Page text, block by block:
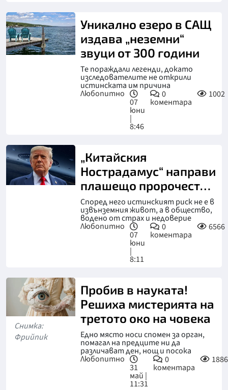
Уникално езеро в САЩ
издава „неземни“
звуци от 300 години
Те пораждали легенди, докато
изследователите не открили
истинската им причина
Любопитно
07
юни
|
8:46
0
коментара
1002
„Китайския
Нострадамус“ направи
плашещо пророчество
за Тръмп и НЛО
Според него истинският риск не е в
извънземния живот, а в общество,
водено от страх и недоверие
Любопитно
07
юни
|
8:11
0
коментара
6566
Снимка:
Фрийпик
Пробив в науката!
Решиха мистерията на
третото око на човека
Едно място носи спомен за орган,
помагал на предците ни да
различават ден, нощ и посока
Любопитно
31
май |
11:31
0
коментара
1886